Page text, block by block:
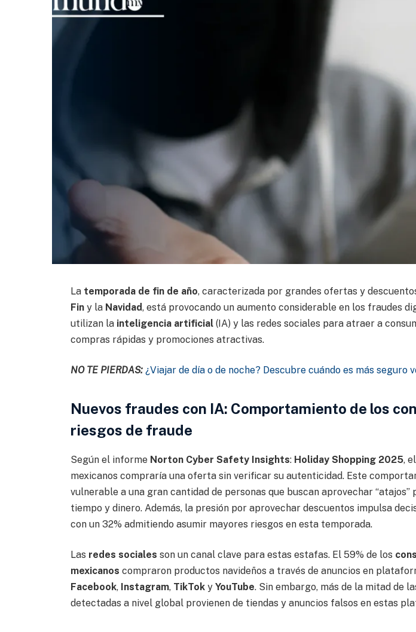
La temporada de fin de año, caracterizada por grandes ofertas y
Finy la Navidad, está provocando un aumento considerable en los fraudes
utilizan la inteligencia artificial(IA) y las redes sociales para atraer a
compras rápidas y promociones atractivas.
NO TE PIERDAS: ¿Viajar de día o de noche? Descubre cuándo es más seguro
Nuevos fraudes con IA: Comportamiento de los
riesgos de fraude
Según el informe Norton Cyber Safety Insights: Holiday Shopping 2025,
mexicanos compraría una oferta sin verificar su autenticidad. Este
vulnerable a una gran cantidad de personas que buscan aprovechar “atajos”
tiempo y dinero. Además, la presión por aprovechar descuentos impulsa
con un 32% admitiendo asumir mayores riesgos en esta temporada.
Las redes sociales son un canal clave para estas estafas. El 59% de los
mexicanos compraron productos navideños a través de anuncios en
Facebook, Instagram, TikToky YouTube. Sin embargo, más de la mitad de
detectadas a nivel global provienen de tiendas y anuncios falsos en estas